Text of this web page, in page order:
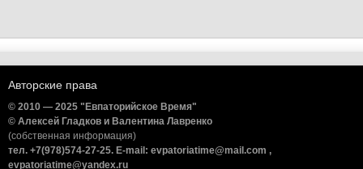
Авторские права
© 2010 — 2025 "Евпаторийское Время"
© Алексей Гладков и Валентина Лавренко
(собственная информация)
тел. +7(978)574-27-25. E-mail: evpatoriatime@mail.com ,
evpatoriatime@yandex.ru